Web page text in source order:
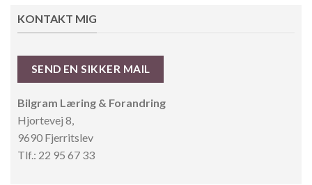
KONTAKT MIG
SEND EN SIKKER MAIL
Bilgram Læring & Forandring
Hjortevej 8,
9690 Fjerritslev
Tlf.: 22 95 67 33